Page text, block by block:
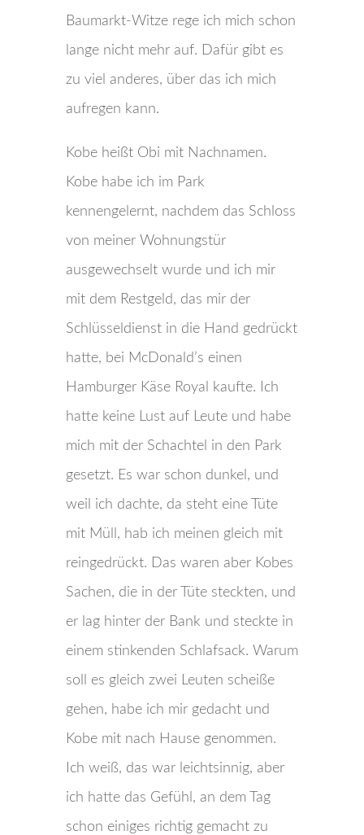
Baumarkt-Witze rege ich mich schon
lange nicht mehr auf. Dafür gibt es
zu viel anderes, über das ich mich
aufregen kann.
Kobe heißt Obi mit Nachnamen.
Kobe habe ich im Park
kennengelernt, nachdem das Schloss
von meiner Wohnungstür
ausgewechselt wurde und ich mir
mit dem Restgeld, das mir der
Schlüsseldienst in die Hand gedrückt
hatte, bei McDonald’s einen
Hamburger Käse Royal kaufte. Ich
hatte keine Lust auf Leute und habe
mich mit der Schachtel in den Park
gesetzt. Es war schon dunkel, und
weil ich dachte, da steht eine Tüte
mit Müll, hab ich meinen gleich mit
reingedrückt. Das waren aber Kobes
Sachen, die in der Tüte steckten, und
er lag hinter der Bank und steckte in
einem stinkenden Schlafsack. Warum
soll es gleich zwei Leuten scheiße
gehen, habe ich mir gedacht und
Kobe mit nach Hause genommen.
Ich weiß, das war leichtsinnig, aber
ich hatte das Gefühl, an dem Tag
schon einiges richtig gemacht zu